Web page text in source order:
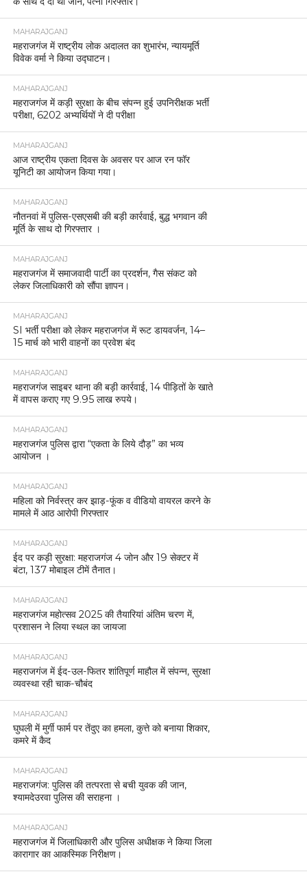
MAHARAJGANJ
महराजगंज में राष्ट्रीय लोक अदालत का शुभारंभ, न्यायमूर्ति
विवेक वर्मा ने किया उद्घाटन।
MAHARAJGANJ
महराजगंज में कड़ी सुरक्षा के बीच संपन्न हुई उपनिरीक्षक भर्ती
परीक्षा, 6202 अभ्यर्थियों ने दी परीक्षा
MAHARAJGANJ
आज राष्ट्रीय एकता दिवस के अवसर पर आज रन फॉर
यूनिटी का आयोजन किया गया।
MAHARAJGANJ
नौतनवां में पुलिस-एसएसबी की बड़ी कार्रवाई, बुद्ध भगवान की
मूर्ति के साथ दो गिरफ्तार ।
MAHARAJGANJ
महराजगंज में समाजवादी पार्टी का प्रदर्शन, गैस संकट को
लेकर जिलाधिकारी को सौंपा ज्ञापन।
MAHARAJGANJ
SI भर्ती परीक्षा को लेकर महराजगंज में रूट डायवर्जन, 14–
15 मार्च को भारी वाहनों का प्रवेश बंद
MAHARAJGANJ
महराजगंज साइबर थाना की बड़ी कार्रवाई, 14 पीड़ितों के खाते
में वापस कराए गए 9.95 लाख रुपये।
MAHARAJGANJ
महराजगंज पुलिस द्वारा “एकता के लिये दौड़” का भव्य
आयोजन ।
MAHARAJGANJ
महिला को निर्वस्त्र कर झाड़-फूंक व वीडियो वायरल करने के
मामले में आठ आरोपी गिरफ्तार
MAHARAJGANJ
ईद पर कड़ी सुरक्षा: महराजगंज 4 जोन और 19 सेक्टर में
बंटा, 137 मोबाइल टीमें तैनात।
MAHARAJGANJ
महराजगंज महोत्सव 2025 की तैयारियां अंतिम चरण में,
प्रशासन ने लिया स्थल का जायजा
MAHARAJGANJ
महराजगंज में ईद-उल-फितर शांतिपूर्ण माहौल में संपन्न, सुरक्षा
व्यवस्था रही चाक-चौबंद
MAHARAJGANJ
घुघली में मुर्गी फार्म पर तेंदुए का हमला, कुत्ते को बनाया शिकार,
कमरे में कैद
MAHARAJGANJ
महराजगंज: पुलिस की तत्परता से बची युवक की जान,
श्यामदेउरवा पुलिस की सराहना ।
MAHARAJGANJ
महराजगंज में जिलाधिकारी और पुलिस अधीक्षक ने किया जिला
कारागार का आकस्मिक निरीक्षण।